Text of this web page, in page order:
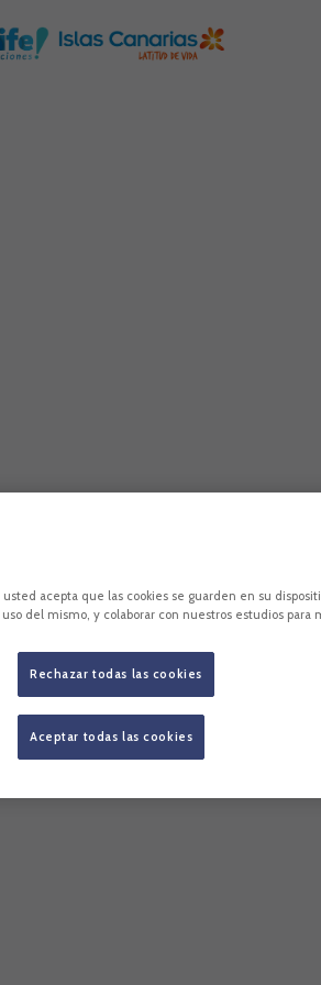
usted acepta que las cookies se guarden en su
del mismo, y colaborar con nuestros estudios para
Rechazar todas las cookies
Aceptar todas las cookies